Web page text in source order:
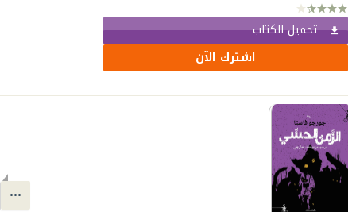
تحميل الكتاب
اشترك الآن